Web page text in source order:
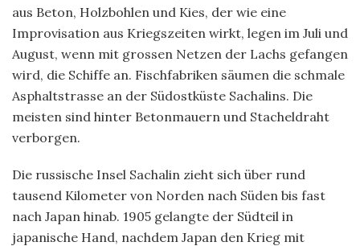
aus Beton, Holzbohlen und Kies, der wie eine
Improvisation aus Kriegszeiten wirkt, legen im Juli und
August, wenn mit grossen Netzen der Lachs gefangen
wird, die Schiffe an. Fischfabriken säumen die schmale
Asphaltstrasse an der Südostküste Sachalins. Die
meisten sind hinter Betonmauern und Stacheldraht
verborgen.
Die russische Insel Sachalin zieht sich über rund
tausend Kilometer von Norden nach Süden bis fast
nach Japan hinab. 1905 gelangte der Südteil in
japanische Hand, nachdem Japan den Krieg mit